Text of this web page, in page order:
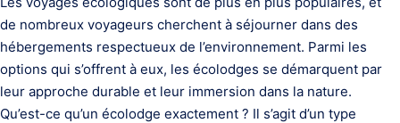
de nombreux voyageurs cherchent à séjourner dans des
hébergements respectueux de l’environnement. Parmi les
options qui s’offrent à eux, les écolodges se démarquent par
leur approche durable et leur immersion dans la nature.
Qu’est-ce qu’un écolodge exactement ? Il s’agit d’un type